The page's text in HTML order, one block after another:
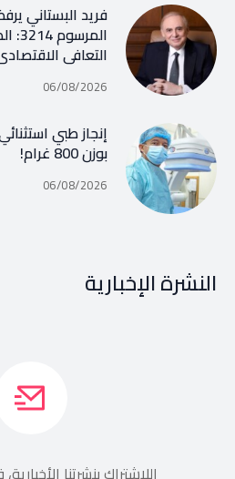
فريد البستاني
التعافي
06/08/2026
إنجاز طبي
بوزن 800 غرام!
06/08/2026
النشرة الإخبارية
اللإشتراك بنشرتنا